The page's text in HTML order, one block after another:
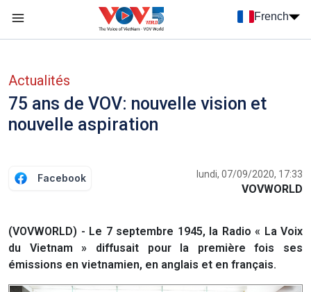
French
Actualités
75 ans de VOV: nouvelle vision et
nouvelle aspiration
Facebook lundi, 07/09/2020, 17:33
VOVWORLD
(VOVWORLD) - Le 7 septembre 1945, la Radio « La Voix
du Vietnam » diffusait pour la première fois ses
émissions en vietnamien, en anglais et en français.